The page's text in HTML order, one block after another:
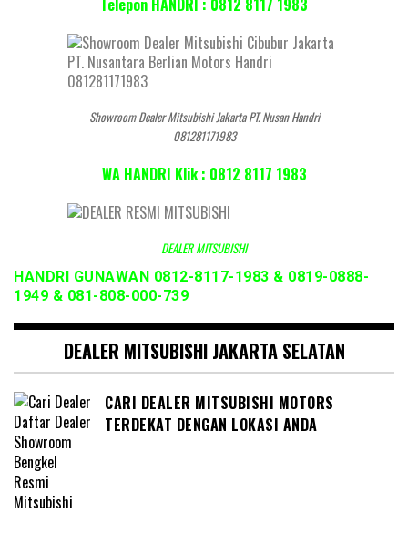
Telepon HANDRI : 0812 8117 1983
Showroom Dealer Mitsubishi Jakarta PT. Nusan Handri
081281171983
WA HANDRI Klik : 0812 8117 1983
DEALER MITSUBISHI
HANDRI GUNAWAN 0812-8117-1983 & 0819-0888-
1949 & 081-808-000-739
DEALER MITSUBISHI JAKARTA SELATAN
CARI DEALER MITSUBISHI MOTORS
TERDEKAT DENGAN LOKASI ANDA